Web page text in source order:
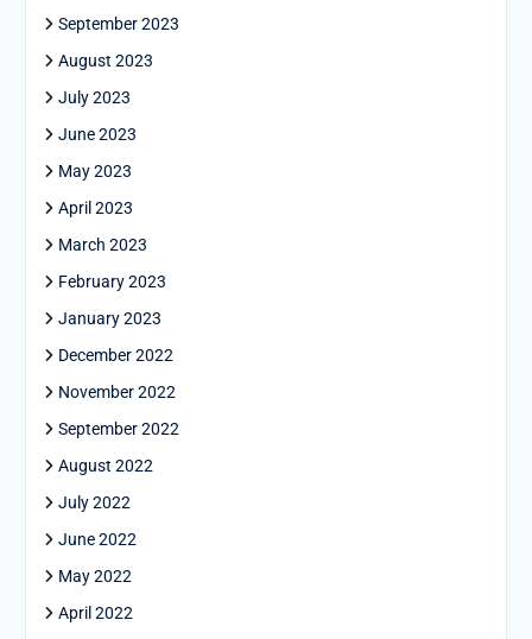
September 2023
August 2023
July 2023
June 2023
May 2023
April 2023
March 2023
February 2023
January 2023
December 2022
November 2022
September 2022
August 2022
July 2022
June 2022
May 2022
April 2022